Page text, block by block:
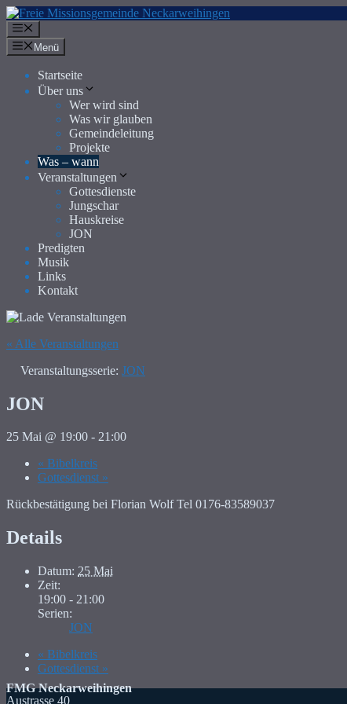
Zum
Inhalt
springen
Menü
Startseite
Über uns
Wer wird sind
Was wir glauben
Gemeindeleitung
Projekte
Was – wann
Veranstaltungen
Gottesdienste
Jungschar
Hauskreise
JON
Predigten
Musik
Links
Kontakt
« Alle Veranstaltungen
Veranstaltungsserie: JON
JON
25 Mai @ 19:00 - 21:00
« Bibelkreis
Gottesdienst »
Rückbestätigung bei Florian Wolf Tel 0176-83589037
Details
Datum: 25 Mai
Zeit:
19:00 - 21:00
Serien:
JON
« Bibelkreis
Gottesdienst »
FMG Neckarweihingen
Austrasse 40